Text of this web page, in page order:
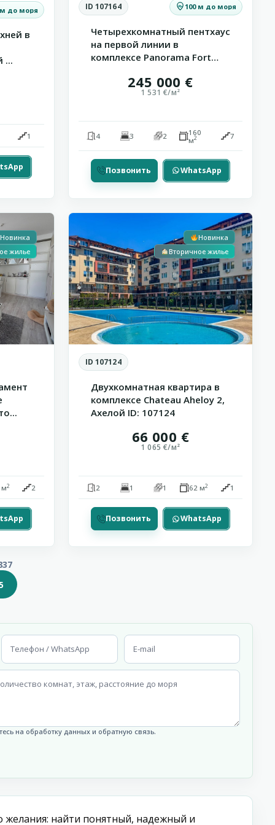
м до моря
в
...
1
ID 107164 100 м до моря
Четырехкомнатный пентхаус
на первой линии в
комплексе Panorama Fort
245 000 €
1 531 €/м²
4 3 2
160
м2 7
Позвонить WhatsApp
Новинка
жилье
м2 2
13 Ахелой
Новинка
Вторичное жилье
ID 107124
Двухкомнатная квартира в
комплексе Chateau Aheloy 2,
Ахелой ID: 107124
66 000 €
1 065 €/м²
2 1 1 62 м2 1
Позвонить WhatsApp
на обработку данных и обратную связь.
желания: найти понятный, надежный и